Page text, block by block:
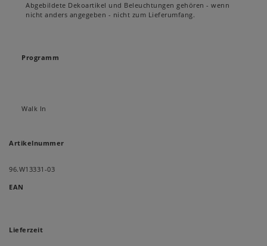
Abgebildete Dekoartikel und Beleuchtungen gehören - wenn
nicht anders angegeben - nicht zum Lieferumfang.
Programm
Walk In
Artikelnummer
96.W13331-03
EAN
Lieferzeit